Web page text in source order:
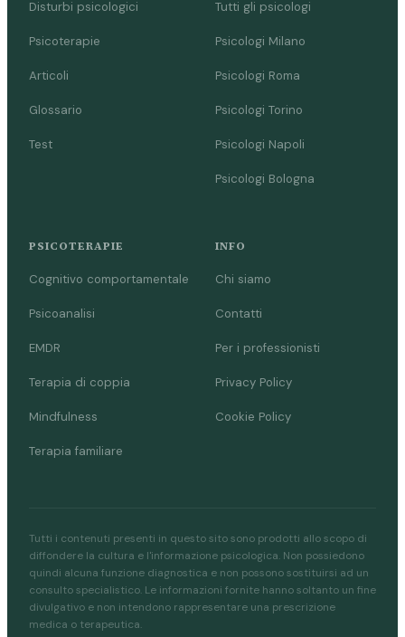
Disturbi psicologici
Psicoterapie
Articoli
Glossario
Test
Tutti gli psicologi
Psicologi Milano
Psicologi Roma
Psicologi Torino
Psicologi Napoli
Psicologi Bologna
PSICOTERAPIE
Cognitivo comportamentale
Psicoanalisi
EMDR
Terapia di coppia
Mindfulness
Terapia familiare
INFO
Chi siamo
Contatti
Per i professionisti
Privacy Policy
Cookie Policy
Tutti i contenuti presenti in questo sito sono prodotti allo scopo di
diffondere la cultura e l'informazione psicologica. Non possiedono
quindi alcuna funzione diagnostica e non possono sostituirsi ad un
consulto specialistico. Le informazioni fornite hanno soltanto un fine
divulgativo e non intendono rappresentare una prescrizione
medica o terapeutica.